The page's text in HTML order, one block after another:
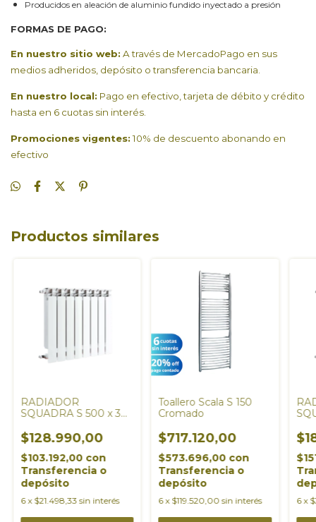
Producidos en aleación de aluminio fundido inyectado a presión
FORMAS DE PAGO:
En nuestro sitio web: A través de MercadoPago en sus
medios adheridos, depósito o transferencia bancaria.
En nuestro local: Pago en efectivo, tarjeta de débito y crédito
hasta en 6 cuotas sin interés.
Promociones vigentes:10% de descuento abonando en
efectivo
Productos similares
RADIADOR
SQUADRA S 500 x 3
$128.990,00
$103.192,00 con
Transferencia o
depósito
6 x $21.498,33 sin interés
Toallero Scala S 150
Cromado
$717.120,00
$573.696,00 con
Transferencia o
depósito
6 x $119.520,00 sin interés 6 x